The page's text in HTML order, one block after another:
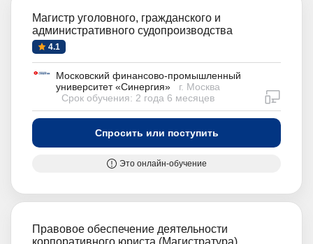
Магистр уголовного, гражданского и
административного судопроизводства
4.1
Московский финансово-промышленный
университет «Синергия»
г. Москва
Срок обучения: 2 года 6 месяцев
Спросить или поступить
Это онлайн-обучение
Правовое обеспечение деятельности
корпоративного юриста (Магистратура)